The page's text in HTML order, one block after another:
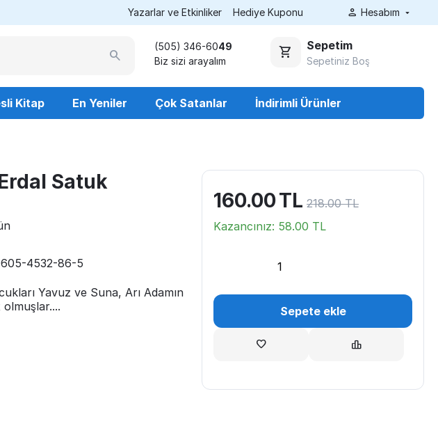
Yazarlar ve Etkinliker Hediye Kuponu Hesabım
(505) 346-6049
Biz sizi arayalım
Sepetim
Sepetiniz Boş
Kitap En Yeniler Çok Satanlar İndirimli Ürünler
Satuk
4532-86-5
Yavuz ve Suna, Arı Adamın
160.00TL 218.00 TL
Kazancınız: 58.00 TL
Sepete ekle